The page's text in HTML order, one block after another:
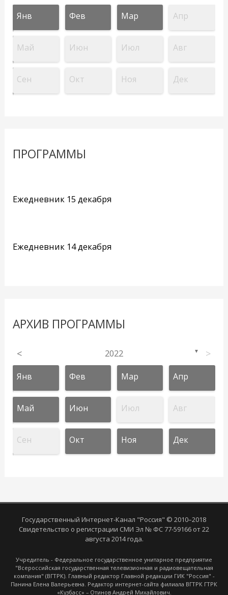
Янв Фев Мар Апр
Май Июн Июл Авг
Сен Окт Ноя Дек
ПРОГРАММЫ
Ежедневник 15 декабря
Ежедневник 14 декабря
АРХИВ ПРОГРАММЫ
< 2022 ▼ >
Янв Фев Мар Апр
Май Июн Июл Авг
Сен Окт Ноя Дек
Государственный Интернет-Канал "Россия" © 2010–2018
Свидетельство о регистрации СМИ Эл № ФС 77-59166 от 22
августа 2014 года.
Учредитель - Федеральное государственное унитарное предприятие
"Всероссийская государственная телевизионная и радиовещательная
компания" (ВГТРК). Главный редактор Главной редакции ГИК "Россия" -
Панина Елена Валерьевна. Редактор интернет-сайта филиала ВГТРК ГТРК
«Кузбасс» – Отинов Андрей Михайлович.